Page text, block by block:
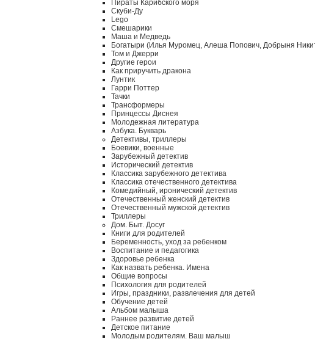
Пираты Карибского моря
Скуби-Ду
Lego
Смешарики
Маша и Медведь
Богатыри (Илья Муромец, Алеша Попович, Добрыня
Том и Джерри
Другие герои
Как приручить дракона
Лунтик
Гарри Поттер
Тачки
Трансформеры
Принцессы Диснея
Молодежная литература
Азбука. Букварь
Детективы, триллеры
Боевики, военные
Зарубежный детектив
Исторический детектив
Классика зарубежного детектива
Классика отечественного детектива
Комедийный, иронический детектив
Отечественный женский детектив
Отечественный мужской детектив
Триллеры
Дом. Быт. Досуг
Книги для родителей
Беременность, уход за ребенком
Воспитание и педагогика
Здоровье ребенка
Как назвать ребенка. Имена
Общие вопросы
Психология для родителей
Игры, праздники, развлечения для детей
Обучение детей
Альбом малыша
Раннее развитие детей
Детское питание
Молодым родителям. Ваш малыш